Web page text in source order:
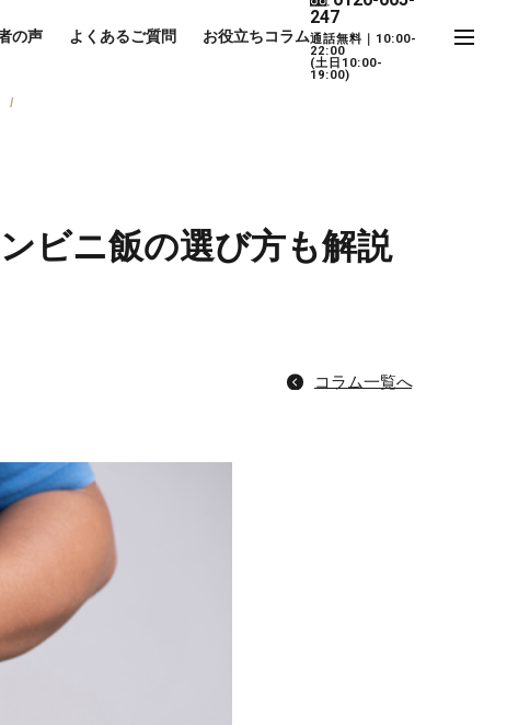
の声 よくあるご質問 お役立ちコラム
247
通話無料｜10:00-
22:00
(土日10:00-
19:00)
ビニ飯の選び方も解説
コラム一覧へ